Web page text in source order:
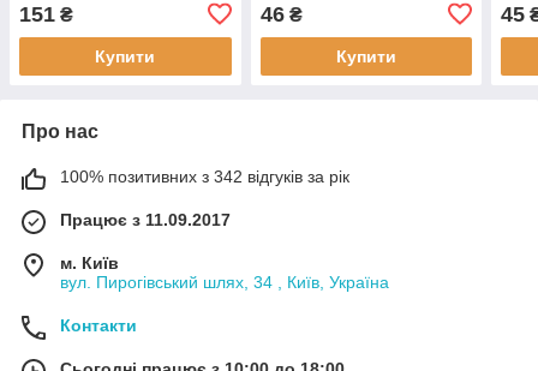
Quick Brake 1069
151 ₴
Купити
Quick Brake 553
46₴
Купити
204,
45
Про нас
100% позитивних з 342 відгуків за рік
Працює з 11.09.2017
м. Київ
вул. Пирогівський шлях, 34 , Київ, Україна
Контакти